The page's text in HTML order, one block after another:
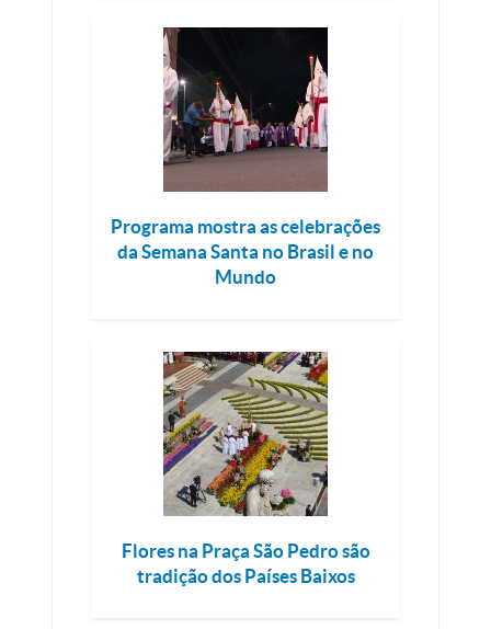
Programa mostra as celebrações
da Semana Santa no Brasil e no
Mundo
Flores na Praça São Pedro são
tradição dos Países Baixos